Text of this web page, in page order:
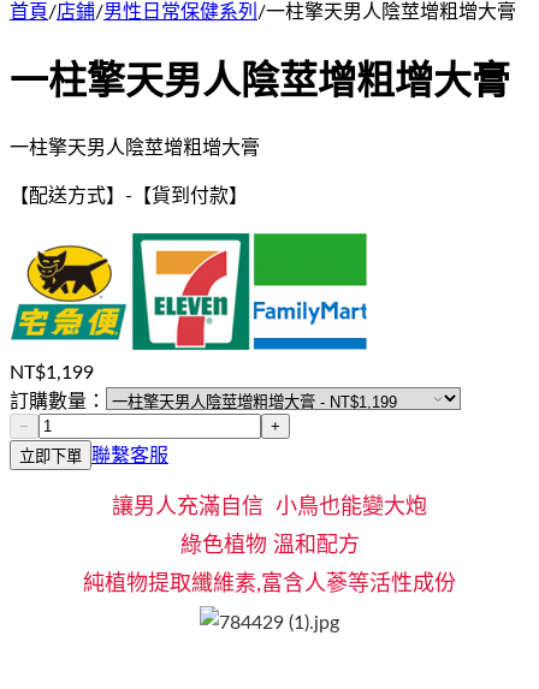
首頁/店鋪/男性日常保健系列 /一柱擎天男人陰莖增粗增大膏
一柱擎天男人陰莖增粗增大膏
一柱擎天男人陰莖增粗增大膏
【配送方式】 - 【貨到付款】
NT$1,199
訂購數量：
−
+
立即下單 聯繫客服
讓男人充滿自信 小鳥也能變大炮
綠色植物 溫和配方
純植物提取纖維素,富含人蔘等活性成份